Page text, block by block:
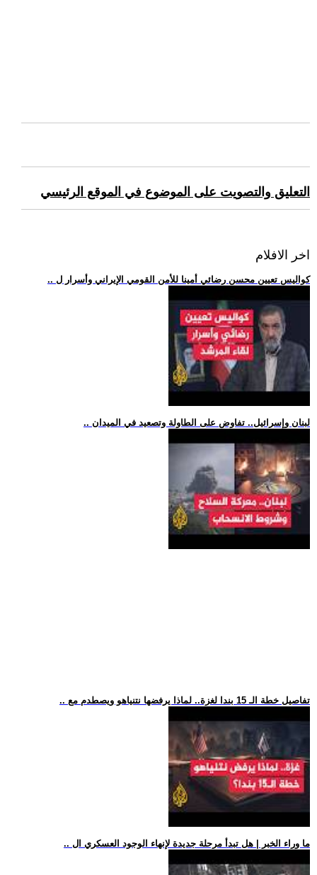
التعليق والتصويت على الموضوع في الموقع الرئيسي
اخر الافلام
.. كواليس تعيين محسن رضائي أمينا للأمن القومي الإيراني وأسرار ل
.. لبنان وإسرائيل.. تفاوض على الطاولة وتصعيد في الميدان
.. تفاصيل خطة الـ 15 بندا لغزة.. لماذا يرفضها نتنياهو ويصطدم مع
.. ما وراء الخبر | هل تبدأ مرحلة جديدة لإنهاء الوجود العسكري ال